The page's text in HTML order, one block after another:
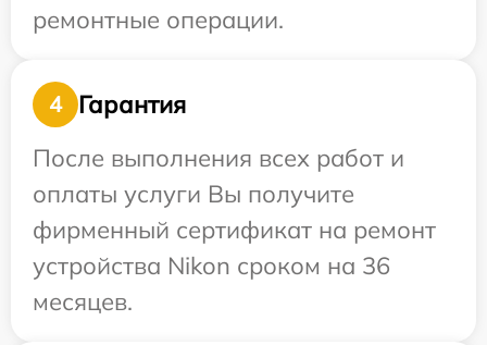
ремонтные операции.
4
Гарантия
После выполнения всех работ и
оплаты услуги Вы получите
фирменный сертификат на ремонт
устройства Nikon сроком на 36
месяцев.